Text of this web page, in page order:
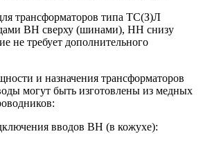
трансформаторов типа ТС(З)Л
ВН сверху (шинами), НН снизу
не требует дополнительного
и назначения трансформаторов
могут быть изготовлены из медных
вводов ВН (в кожухе):